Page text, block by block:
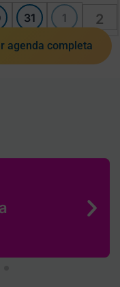
31 1 2
agenda completa